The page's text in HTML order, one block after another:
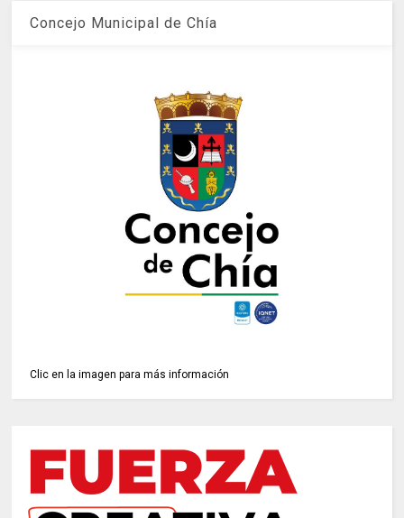
Concejo Municipal de Chía
Clic en la imagen para más información